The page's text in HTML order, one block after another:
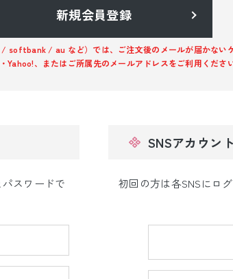
新規会員登録
softbank / au など）では、ご注文後のメールが届かない
Yahoo!、またはご所属先のメールアドレスをご利用ください
スワードで
SNSアカウン
初回の方は各SNSにロ